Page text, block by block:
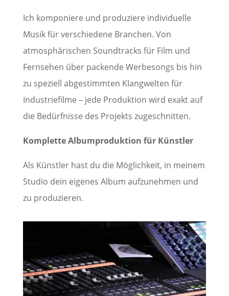
Ich komponiere und produziere individuelle
Musik für verschiedene Branchen. Von
atmosphärischen Soundtracks für Film und
Fernsehen über packende Werbesongs bis hin
zu speziell abgestimmten Klangwelten für
Industriefilme – jede Produktion wird exakt auf
die Bedürfnisse des Projekts zugeschnitten.
Komplette Albumproduktion für Künstler
Als Künstler hast du die Möglichkeit, in meinem
Studio dein eigenes Album aufzunehmen und
zu produzieren.